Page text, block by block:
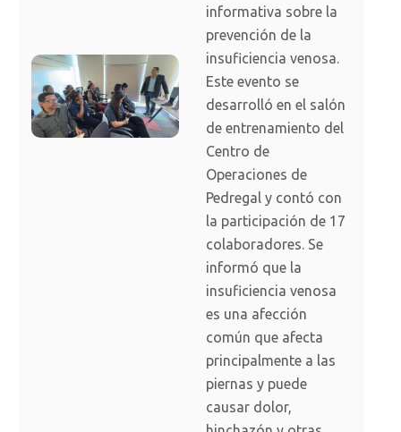
informativa sobre la
prevención de la
insuficiencia venosa.
Este evento se
desarrolló en el salón
de entrenamiento del
Centro de
Operaciones de
Pedregal y contó con
la participación de 17
colaboradores. Se
informó que la
insuficiencia venosa
es una afección
común que afecta
principalmente a las
piernas y puede
causar dolor,